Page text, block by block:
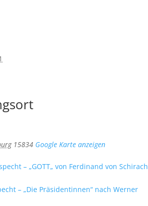
15834 Google Karte anzeigen
– „GOTT„ von Ferdinand von Schirach
– „Die Präsidentinnen“ nach Werner